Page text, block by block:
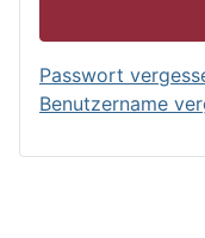
Passwort
Benutzername